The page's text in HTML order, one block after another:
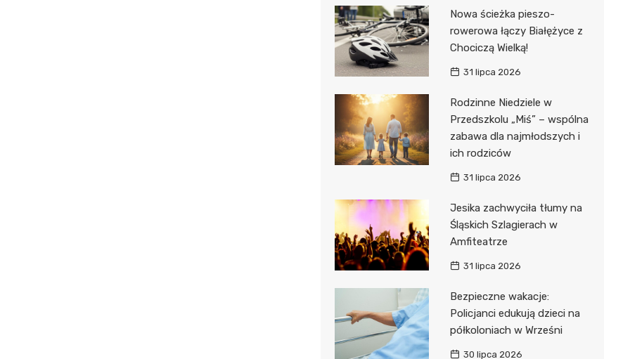
Nowa ścieżka pieszo-
rowerowa łączy Białężyce z
Chociczą Wielką!
31 lipca 2026
Rodzinne Niedziele w
Przedszkolu „Miś” – wspólna
zabawa dla najmłodszych i
ich rodziców
31 lipca 2026
Jesika zachwyciła tłumy na
Śląskich Szlagierach w
Amfiteatrze
31 lipca 2026
Bezpieczne wakacje:
Policjanci edukują dzieci na
półkoloniach w Wrześni
30 lipca 2026